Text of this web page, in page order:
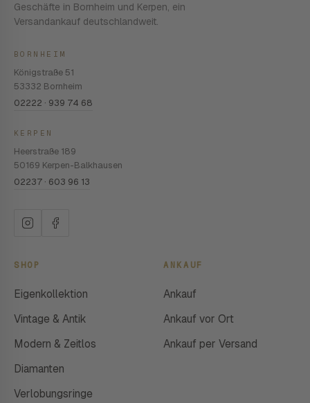
Geschäfte in Bornheim und Kerpen, ein
Versandankauf deutschlandweit.
BORNHEIM
Königstraße 51
53332 Bornheim
02222 · 939 74 68
KERPEN
Heerstraße 189
50169 Kerpen-Balkhausen
02237 · 603 96 13
SHOP
Eigenkollektion
Vintage & Antik
Modern & Zeitlos
Diamanten
Verlobungsringe
ANKAUF
Ankauf
Ankauf vor Ort
Ankauf per Versand